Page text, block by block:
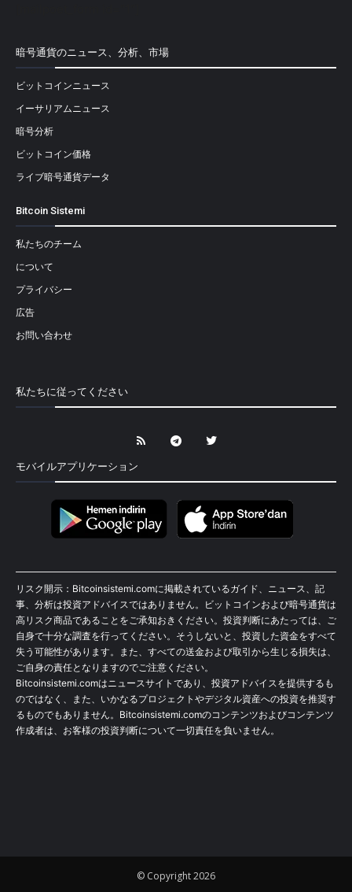
暗号通貨のニュース、分析、市場
ビットコインニュース
イーサリアムニュース
暗号分析
ビットコイン価格
ライブ暗号通貨データ
Bitcoin Sistemi
私たちのチーム
について
プライバシー
広告
お問い合わせ
私たちに従ってください
モバイルアプリケーション
リスク開示：Bitcoinsistemi.comに掲載されているガイド、ニュース、記
事、分析は投資アドバイスではありません。ビットコインおよび暗号通貨は
高リスク商品であることをご承知おきください。投資判断にあたっては、ご
自身で十分な調査を行ってください。そうしないと、投資した資金をすべて
失う可能性があります。また、すべての送金および取引から生じる損失は、
ご自身の責任となりますのでご注意ください。
Bitcoinsistemi.comはニュースサイトであり、投資アドバイスを提供するも
のではなく、また、いかなるプロジェクトやデジタル資産への投資を推奨す
るものでもありません。Bitcoinsistemi.comのコンテンツおよびコンテンツ
作成者は、お客様の投資判断について一切責任を負いません。
© Copyright 2026